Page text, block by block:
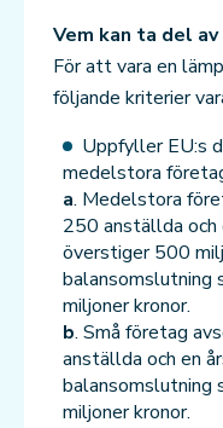
Vem kan ta del
För att vara en
följande kriterier
Uppfyller EU:s
medelstora
a. Medelstora
250 anställda och
överstiger 500
balansomslutning
miljoner kronor.
b. Små företag
anställda och en
balansomslutning
miljoner kronor.